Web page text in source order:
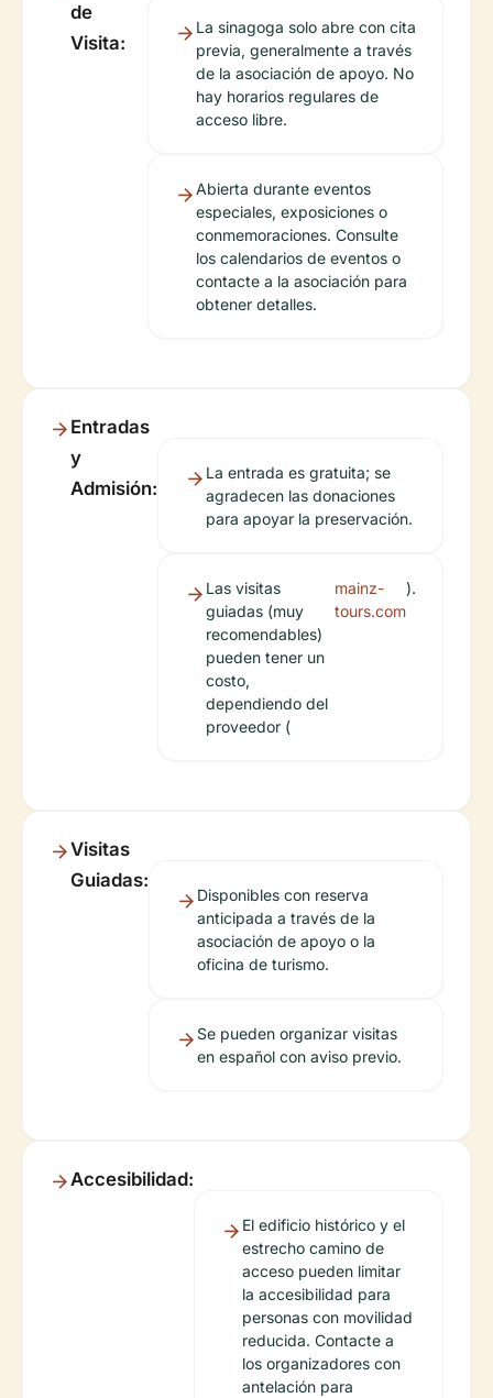
de
Visita:
La sinagoga solo abre con cita
previa, generalmente a través
de la asociación de apoyo. No
hay horarios regulares de
acceso libre.
Abierta durante eventos
especiales, exposiciones o
conmemoraciones. Consulte
los calendarios de eventos o
contacte a la asociación para
obtener detalles.
Entradas
y
Admisión:
La entrada es gratuita; se
agradecen las donaciones
para apoyar la preservación.
Las visitas
guiadas (muy
recomendables)
pueden tener un
costo,
dependiendo del
proveedor (
mainz-
tours.com
).
Visitas
Guiadas:
Disponibles con reserva
anticipada a través de la
asociación de apoyo o la
oficina de turismo.
Se pueden organizar visitas
en español con aviso previo.
Accesibilidad:
El edificio histórico y el
estrecho camino de
acceso pueden limitar
la accesibilidad para
personas con movilidad
reducida. Contacte a
los organizadores con
antelación para